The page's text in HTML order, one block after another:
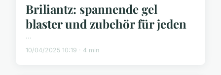
Briliantz: spannende gel
blaster und zubehör für jeden
...
10/04/2025 10:19 · 4 min